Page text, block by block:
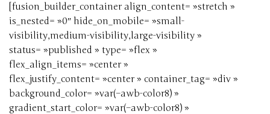
[fusion_builder_container align_content= »stretch »
is_nested= »0″ hide_on_mobile= »small-
visibility,medium-visibility,large-visibility »
status= »published » type= »flex »
flex_align_items= »center »
flex_justify_content= »center » container_tag= »div »
background_color= »var(–awb-color8) »
gradient_start_color= »var(–awb-color8) »